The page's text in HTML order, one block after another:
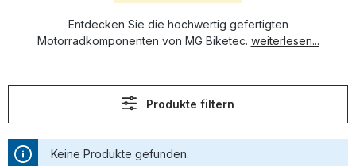
Entdecken Sie die hochwertig gefertigten
Motorradkomponenten von MG Biketec. weiterlesen...
Produkte filtern
Keine Produkte gefunden.